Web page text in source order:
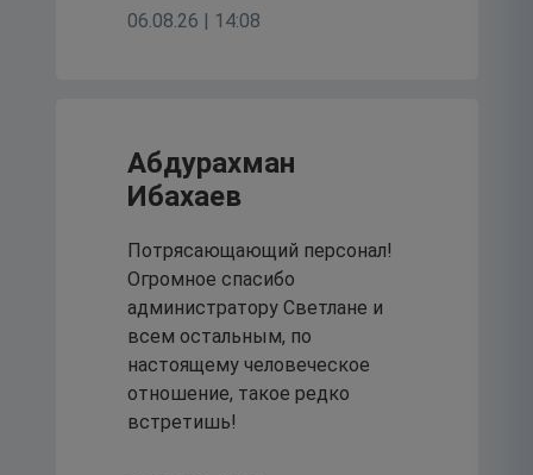
Клинико –
провела обновление
методического
обеспечения.
17 июля 2026
06.08.26 | 14:08
Абдурахман
Ибахаев
Потрясающающий персонал!
Огромное спасибо
администратору Светлане и
всем остальным, по
настоящему человеческое
отношение, такое редко
встретишь!